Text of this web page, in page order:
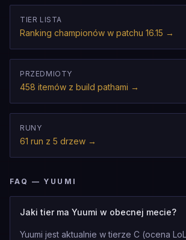
TIER LISTA
Ranking championów w patchu 16.15 →
PRZEDMIOTY
458 itemów z build pathami →
RUNY
61 run z 5 drzew →
FAQ — YUUMI
Jaki tier ma Yuumi w obecnej mecie?
Yuumi jest aktualnie w tierze C (ocena